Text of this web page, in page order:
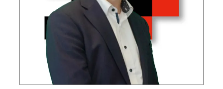
Projectontwikkeling
Onderhouden en beheren
Administratie / Klantcontactcenter